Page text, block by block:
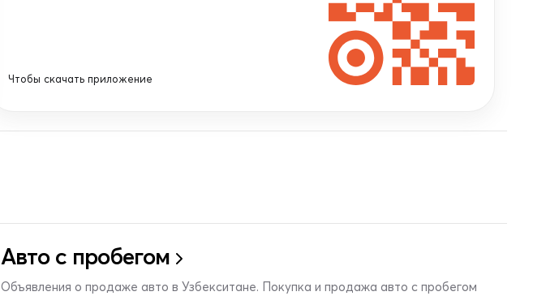
Чтобы скачать приложение
Авто с пробегом
Объявления о продаже авто в Узбекситане. Покупка и продажа авто с пробегом